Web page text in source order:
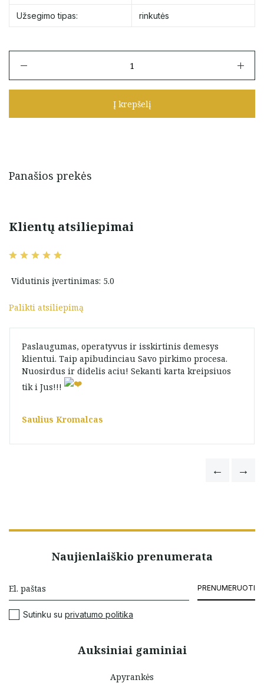
Užsegimo tipas: rinkutės
Auksinės
rinkutės
Į krepšelį
Panašios prekės
Klientų atsiliepimai
Vidutinis įvertinimas: 5.0
Palikti atsiliepimą
Paslaugumas, operatyvus ir isskirtinis demesys
klientui. Taip apibudinciau Savo pirkimo procesa.
Nuosirdus ir didelis aciu! Sekanti karta kreipsiuos
tik i Jus!!!
Saulius Kromalcas
Auksiniai gaminiai
Apyrankės
Naujienlaiškio prenumerata
PRENUMERUOTI
Sutinku su privatumo politika